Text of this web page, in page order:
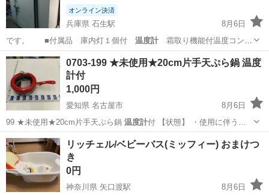
オンライン決済
兵庫県 石生駅
8月6日
です。 ■付属品 庫内灯１個付 温度計霜取り機能付温度コント
ローラ …
兵庫 丹波市 キッチン家電
0703-199 ★未使用★20cm片手天ぷら鍋 温度
計付
1,000円
愛知県 名古屋市
8月6日
99 ★未使用★20cm片手天ぷら鍋 温度計 付 【状態】 ・使用に伴う…
愛知 名古屋市 リユース
リッチェル/ベビーバス(ミッフィー) おまけつ
き
0円
神奈川県 矢口渡駅
8月6日